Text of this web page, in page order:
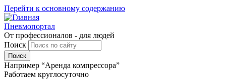
Перейти к основному содержанию
Пневмопортал
От профессионалов - для людей
Поиск
Например “Аренда компрессора”
Работаем круглосуточно